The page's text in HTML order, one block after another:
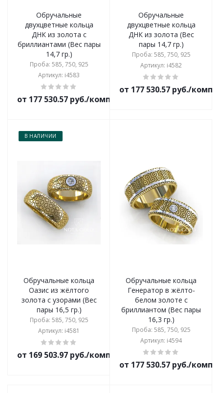
Обручальные
двухцветные кольца
ДНК из золота с
бриллиантами (Вес пары
14,7 гр.)
Проба: 585, 750, 925
Артикул: i4583
от 177 530.57 руб./комплект
Обручальные
двухцветные кольца
ДНК из золота (Вес
пары 14,7 гр.)
Проба: 585, 750, 925
Артикул: i4582
от 177 530.57 руб./
В НАЛИЧИИ
Обручальные кольца
Оазис из жёлтого
золота с узорами (Вес
пары 16,5 гр.)
Проба: 585, 750, 925
Артикул: i4581
от 169 503.97 руб./комплект
Обручальные кольца
Генератор в жёлто-
белом золоте с
бриллиантом (Вес пары
16,3 гр.)
Проба: 585, 750, 925
Артикул: i4594
от 177 530.57 руб./